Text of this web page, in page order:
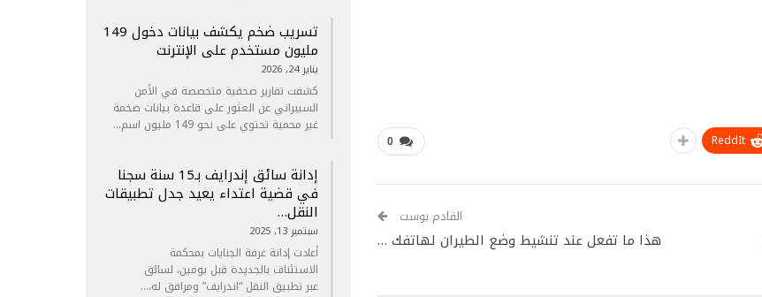
0 ReddIt
القادم بوست
هذا ما تفعل عند تنشيط وضع الطيران لهاتفك …
تسريب ضخم يكشف بيانات دخول 149
مليون مستخدم على الإنترنت
يناير 24, 2026
كشفت تقارير صحفية متخصصة في الأمن
السيبراني عن العثور على قاعدة بيانات ضخمة
غير محمية تحتوي على نحو 149 مليون اسم…
إدانة سائق إندرايف بـ15 سنة سجنا
في قضية اعتداء يعيد جدل تطبيقات
النقل…
سبتمبر 13, 2025
أعادت إدانة غرفة الجنايات بمحكمة
الاستئناف بالجديدة قبل يومين، لسائق
عبر تطبيق النقل “اندرايف” ومرافق له،…